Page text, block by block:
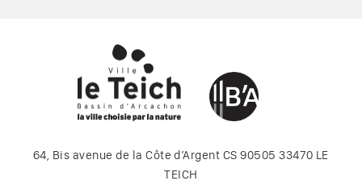
64, Bis avenue de la Côte d’Argent CS 90505 33470 LE
TEICH